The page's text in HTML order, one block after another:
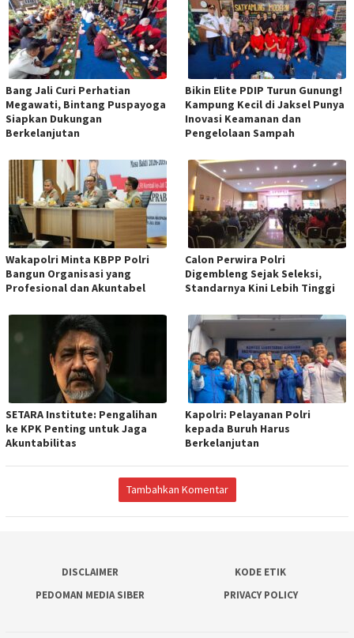
Bang Jali Curi Perhatian
Megawati, Bintang Puspayoga
Siapkan Dukungan
Berkelanjutan
Bikin Elite PDIP Turun Gunung!
Kampung Kecil di Jaksel Punya
Inovasi Keamanan dan
Pengelolaan Sampah
Wakapolri Minta KBPP Polri
Bangun Organisasi yang
Profesional dan Akuntabel
Calon Perwira Polri
Digembleng Sejak Seleksi,
Standarnya Kini Lebih Tinggi
SETARA Institute: Pengalihan
ke KPK Penting untuk Jaga
Akuntabilitas
Kapolri: Pelayanan Polri
kepada Buruh Harus
Berkelanjutan
Tambahkan Komentar
DISCLAIMER
KODE ETIK
PEDOMAN MEDIA SIBER
PRIVACY POLICY